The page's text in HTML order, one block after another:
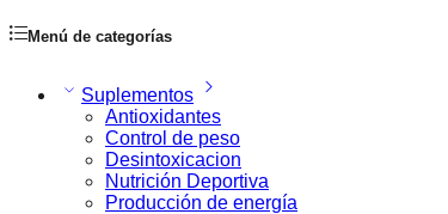
Menú de categorías
Suplementos
Antioxidantes
Control de peso
Desintoxicacion
Nutrición Deportiva
Producción de energía